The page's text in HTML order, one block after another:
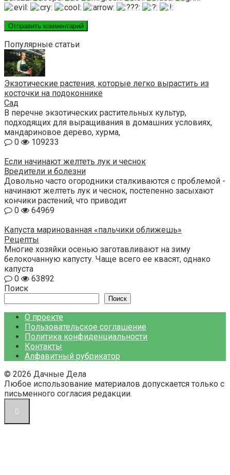
Популярные статьи
Экзотические растения, которые легко вырастить из
косточки на подоконнике
Сад
В перечне экзотических растительных культур,
подходящих для выращивания в домашних условиях,
мандариновое дерево, хурма,
0
109233
Если начинают желтеть лук и чеснок
Вредители и болезни
Довольно часто огородники сталкиваются с проблемой -
начинают желтеть лук и чеснок, постепенно засыхают
кончики растений, что приводит
0
64969
Капуста маринованная «пальчики оближешь»
Рецепты
Многие хозяйки осенью заготавливают на зиму
белокочанную капусту. Чаще всего ее квасят, однако
капуста
0
63892
Поиск
Поиск
О проекте
Пользовательское соглашение
Политика конфиденциальности
Контакты
Алфавитный рубрикатор
© 2026 Дачные Дела
Любое использование материалов допускается только с
письменного согласия редакции.